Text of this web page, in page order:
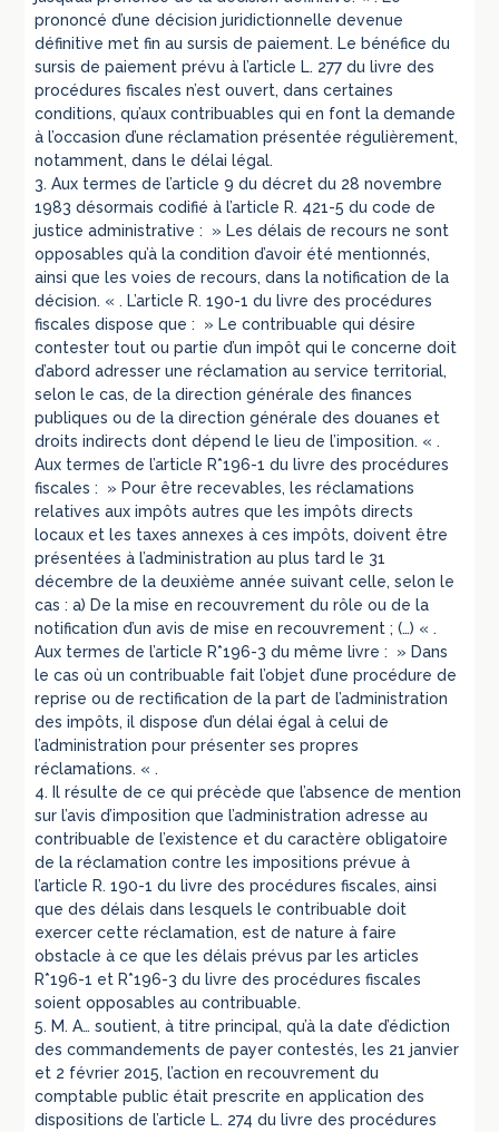
prononcé d’une décision juridictionnelle devenue
définitive met fin au sursis de paiement. Le bénéfice du
sursis de paiement prévu à l’article L. 277 du livre des
procédures fiscales n’est ouvert, dans certaines
conditions, qu’aux contribuables qui en font la demande
à l’occasion d’une réclamation présentée régulièrement,
notamment, dans le délai légal.
3. Aux termes de l’article 9 du décret du 28 novembre
1983 désormais codifié à l’article R. 421-5 du code de
justice administrative : » Les délais de recours ne sont
opposables qu’à la condition d’avoir été mentionnés,
ainsi que les voies de recours, dans la notification de la
décision. « . L’article R. 190-1 du livre des procédures
fiscales dispose que : » Le contribuable qui désire
contester tout ou partie d’un impôt qui le concerne doit
d’abord adresser une réclamation au service territorial,
selon le cas, de la direction générale des finances
publiques ou de la direction générale des douanes et
droits indirects dont dépend le lieu de l’imposition. « .
Aux termes de l’article R*196-1 du livre des procédures
fiscales : » Pour être recevables, les réclamations
relatives aux impôts autres que les impôts directs
locaux et les taxes annexes à ces impôts, doivent être
présentées à l’administration au plus tard le 31
décembre de la deuxième année suivant celle, selon le
cas : a) De la mise en recouvrement du rôle ou de la
notification d’un avis de mise en recouvrement ; (…) « .
Aux termes de l’article R*196-3 du même livre : » Dans
le cas où un contribuable fait l’objet d’une procédure de
reprise ou de rectification de la part de l’administration
des impôts, il dispose d’un délai égal à celui de
l’administration pour présenter ses propres
réclamations. « .
4. Il résulte de ce qui précède que l’absence de mention
sur l’avis d’imposition que l’administration adresse au
contribuable de l’existence et du caractère obligatoire
de la réclamation contre les impositions prévue à
l’article R. 190-1 du livre des procédures fiscales, ainsi
que des délais dans lesquels le contribuable doit
exercer cette réclamation, est de nature à faire
obstacle à ce que les délais prévus par les articles
R*196-1 et R*196-3 du livre des procédures fiscales
soient opposables au contribuable.
5. M. A… soutient, à titre principal, qu’à la date d’édiction
des commandements de payer contestés, les 21 janvier
et 2 février 2015, l’action en recouvrement du
comptable public était prescrite en application des
dispositions de l’article L. 274 du livre des procédures